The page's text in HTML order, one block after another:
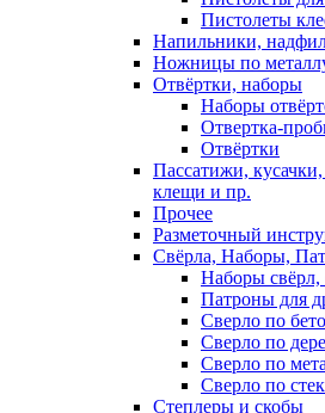
Пистолеты
Напильники,
Ножницы по
Отвёртки, наборы
Наборы
Отвертка-
Отвёртки
Пассатижи,
клещи и пр.
Прочее
Разметочный
Свёрла, Наборы,
Наборы свёрл,
Патроны для
Сверло по
Сверло по
Сверло по
Сверло по
Степлеры и скобы